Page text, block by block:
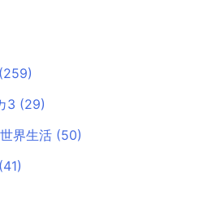
(259)
3 (29)
界生活 (50)
(41)